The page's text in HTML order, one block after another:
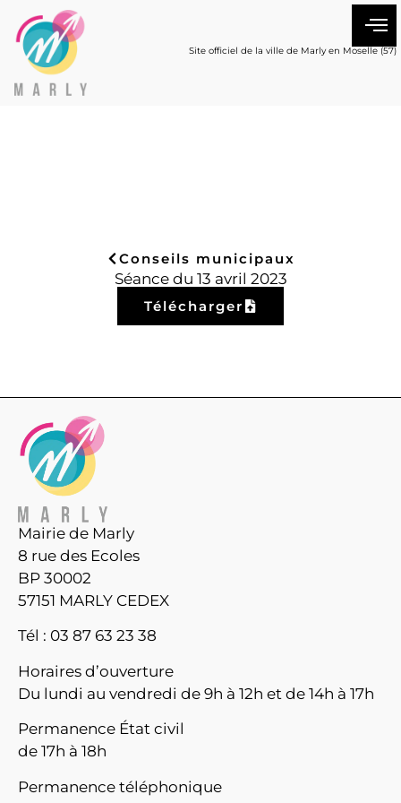
Site officiel de la ville de Marly en Moselle (57)
Conseils municipaux
Séance du 13 avril 2023
Télécharger
Mairie de Marly
8 rue des Ecoles
BP 30002
57151 MARLY CEDEX
Tél : 03 87 63 23 38
Horaires d’ouverture
Du lundi au vendredi de 9h à 12h et de 14h à 17h
Permanence État civil
de 17h à 18h
Permanence téléphonique